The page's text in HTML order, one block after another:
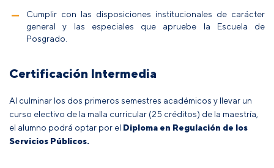
Cumplir con las disposiciones institucionales de carácter
general y las especiales que apruebe la Escuela de
Posgrado.
Certificación Intermedia
Al culminar los dos primeros semestres académicos y llevar un
curso electivo de la malla curricular (25 créditos) de la maestría,
el alumno podrá optar por el Diploma en Regulación de los
Servicios Públicos.